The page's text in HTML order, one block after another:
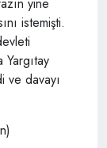
yine
istemişti.
Yargıtay
ve davayı